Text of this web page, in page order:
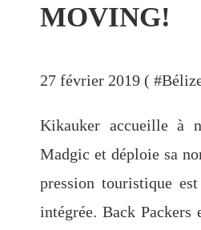
MOVING!
27 février 2019 ( #
Kikauker accueille à
Madgic et déploie sa
pression touristique
intégrée. Back Packers